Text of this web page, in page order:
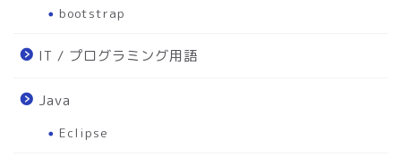
bootstrap
IT / プログラミング用語
Java
Eclipse